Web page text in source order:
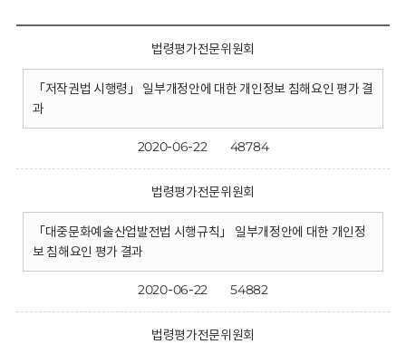
법령평가전문위원회
「저작권법 시행령」 일부개정안에 대한 개인정보 침해요인 평가 결
과
2020-06-22 48784
법령평가전문위원회
「대중문화예술산업발전법 시행규칙」 일부개정안에 대한 개인정
보 침해요인 평가 결과
2020-06-22 54882
법령평가전문위원회